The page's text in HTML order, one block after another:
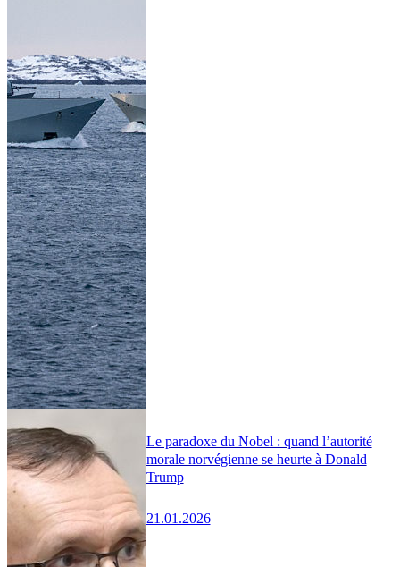
Le paradoxe du Nobel : quand l’autorité
morale norvégienne se heurte à Donald
Trump
21.01.2026